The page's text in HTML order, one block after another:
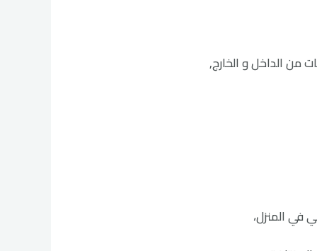
من الداخل و الخارج,
في المنزل،